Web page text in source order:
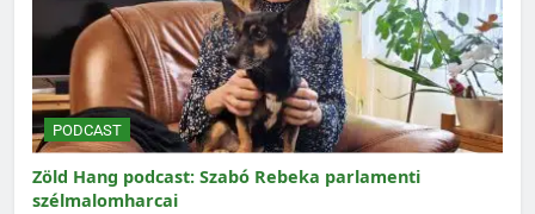
PODCAST
Zöld Hang podcast: Szabó Rebeka parlamenti
szélmalomharcai